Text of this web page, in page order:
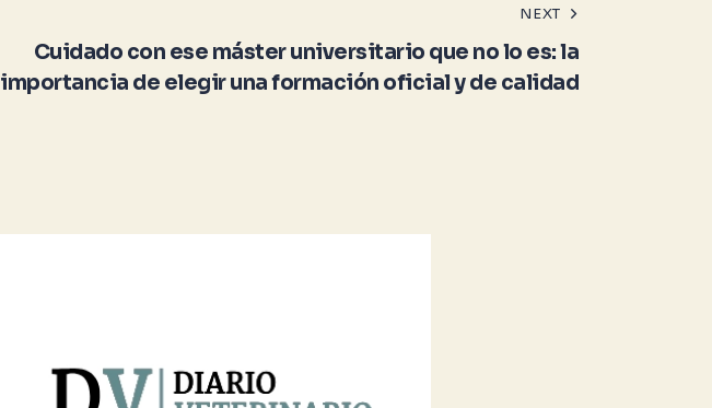
NEXT
Cuidado con ese máster universitario que no lo es: la
importancia de elegir una formación oficial y de calidad